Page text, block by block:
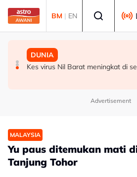
Skip to main content
BM | EN
MALAYSIA
Kerajaan Negeri Selangor jumpa
MALAYSIA
Ancaman penipuan digital kian
DUNIA
Kes virus Nil Barat meningkat di
Advertisement
MALAYSIA
Yu paus ditemukan mati
Tanjung Tohor